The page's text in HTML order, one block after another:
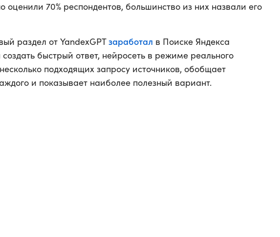
оценили 70% респондентов, большинство из них назвали его
раздел от YandexGPTзаработал в Поиске Яндекса
быстрый ответ, нейросеть в режиме реального
подходящих запросу источников, обобщает
и показывает наиболее полезный вариант.